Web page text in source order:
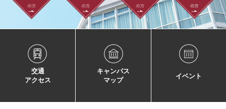
交通
アクセス
キャンパス
マップ
イベント